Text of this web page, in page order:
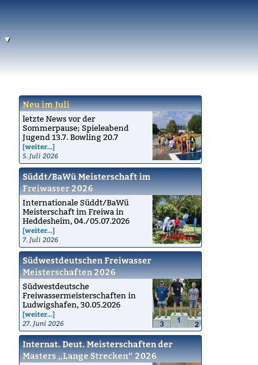
Neu im Juli
letzte News vor der
Sommerpause; Spieleabend
Jugend 13.7. Bowling 20.7
[weiter...]
5. Juli 2026
Süddt/BaWü Meisterschaft im
Freiwasser 2026
Internationale Süddt/BaWü
Meisterschaft im Freiwa in
Heddesheim, 04./05.07.2026
[weiter...]
7. Juli 2026
Südwestdeutschen Freiwasser
Meisterschaften 2026
Südwestdeutsche
Freiwassermeisterschaften in
Ludwigshafen, 30.05.2026
[weiter...]
27. Juni 2026
Internat. Deut. Meisterschaften der
Masters „Lange Strecken“ 2026